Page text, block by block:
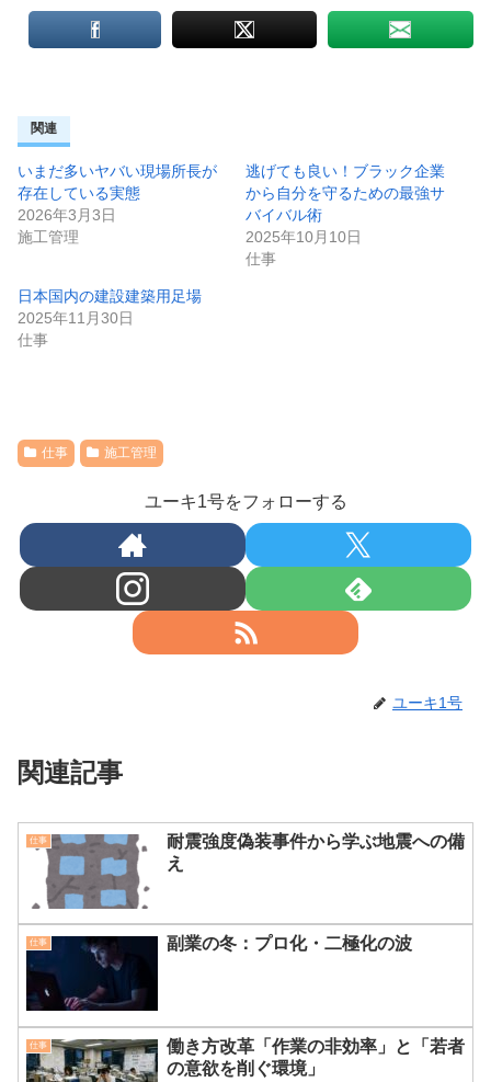
関連
いまだ多いヤバい現場所長が
存在している実態
2026年3月3日
施工管理
逃げても良い！ブラック企業
から自分を守るための最強サ
バイバル術
2025年10月10日
仕事
日本国内の建設建築用足場
2025年11月30日
仕事
仕事 施工管理
ユーキ1号をフォローする
ユーキ1号
関連記事
仕事
耐震強度偽装事件から学ぶ地震への備
え
仕事 副業の冬：プロ化・二極化の波
仕事
働き方改革「作業の非効率」と「若者
の意欲を削ぐ環境」